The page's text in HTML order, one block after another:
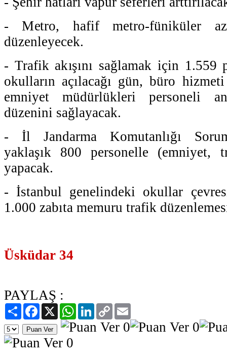
- Metro, hafif metro-füniküler
düzenleyecek.
- Trafik akışını sağlamak için 1.559
okulların açılacağı gün, büro
emniyet müdürlükleri personeli
düzenini sağlayacak.
- İl Jandarma Komutanlığı
yaklaşık 800 personelle (emniyet,
yapacak.
- İstanbul genelindeki okullar
1.000 zabıta memuru trafik
Üsküdar 34
PAYLAŞ :
PaylaşFacebook
X WhatsAppLinkedIn
Copy
Link